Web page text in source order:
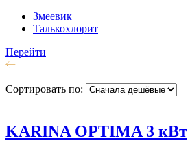
Змеевик
Талькохлорит
Перейти
Сортировать по:
KARINA OPTIMA 3 кВт